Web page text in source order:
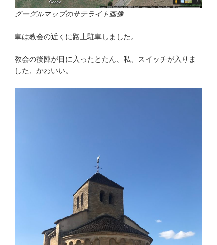
グーグルマップのサテライト画像
車は教会の近くに路上駐車しました。
教会の後陣が目に入ったとたん、私、スイッチが入りま
した。かわいい。